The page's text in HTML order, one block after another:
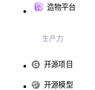
造物平台
生产力
开源项目
开源模型